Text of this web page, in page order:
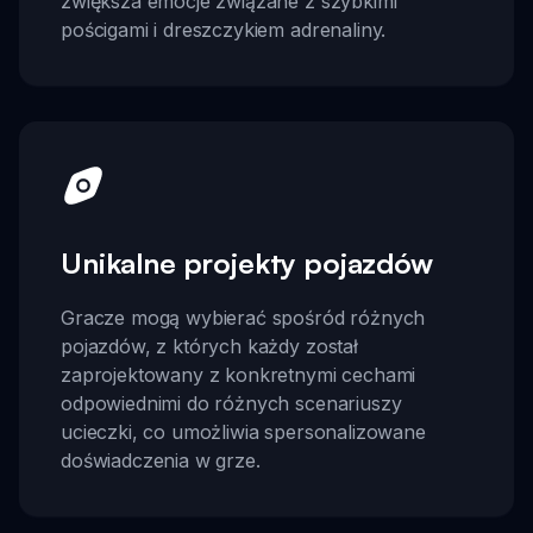
pościgami i dreszczykiem adrenaliny.
Unikalne projekty pojazdów
Gracze mogą wybierać spośród różnych
pojazdów, z których każdy został
zaprojektowany z konkretnymi cechami
odpowiednimi do różnych scenariuszy
ucieczki, co umożliwia spersonalizowane
doświadczenia w grze.